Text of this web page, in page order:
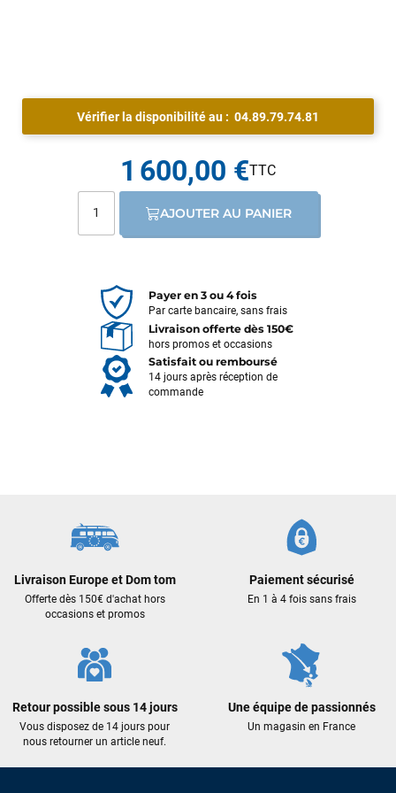
Vérifier la disponibilité au : 04.89.79.74.81
1 600,00 €
AJOUTER AU PANIER
Payer en 3 ou 4 fois
Par carte bancaire, sans frais
Livraison offerte dès 150€
hors promos et occasions
Satisfait ou remboursé
14 jours après réception de
commande
Livraison Europe et Dom tom
Offerte dès 150€ d'achat hors
occasions et promos
Paiement sécurisé
En 1 à 4 fois sans frais
Retour possible sous 14 jours
Vous disposez de 14 jours pour
nous retourner un article neuf.
Une équipe de passionnés
Un magasin en France
François
il y a un mois
J’ai commandé un pack via leur site internet. À peine la
avec moi les caractéristiques des équipements, me conseiller
sur le matériel à choisir, et m’a même offert du matériel en
plus. Niveau réactivité, c’est au top : la commande est partie
le lendemain, et j’ai bien reçu tout le matériel dans un colis
propre et soigné. Plus qu’à tester ça sur l’eau ! Je
recommande vivement ce magasin pour son